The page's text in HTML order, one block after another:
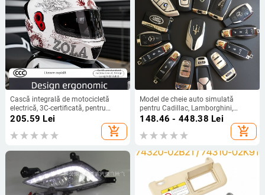
Cască integrală de motocicletă
electrică, 3C-certificată, pentru
bărbați și femei, izolație pentru
iarnă, pentru toate anotimpurile
205.59 Lei
add_shopping_cart
Model de cheie auto simulată
pentru Cadillac, Lamborghini,
Ferrari, Audi, Mercedes-Benz, BMW
148.46 - 448.38 Lei
add_shopping_cart